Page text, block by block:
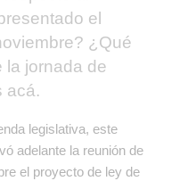
el
¿Qué
la jornada de
acá.
legislativa, este
adelante la reunión de
el proyecto de ley de